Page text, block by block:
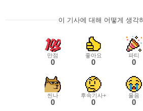
이 기사에 대해 어떻게 생각
만점
0
좋아요
0
파티
0
씬나
0
후속기사+
0
울음
0